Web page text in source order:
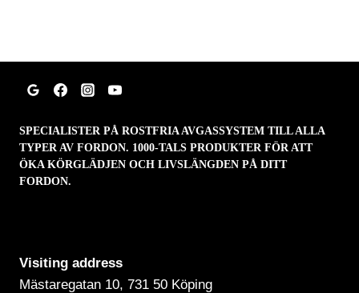
SPECIALISTER PÅ ROSTFRIA AVGASSYSTEM TILL ALLA
TYPER AV FORDON. 1000-TALS PRODUKTER FÖR ATT
ÖKA KÖRGLÄDJEN OCH LIVSLÄNGDEN PÅ DITT
FORDON.
Visiting address
Mästaregatan 10, 731 50 Köping